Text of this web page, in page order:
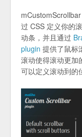
过 CSS 定义你的
动条，并且通过
plugin 提供了鼠标
滚动使得滚动更加
可以定义滚动到的